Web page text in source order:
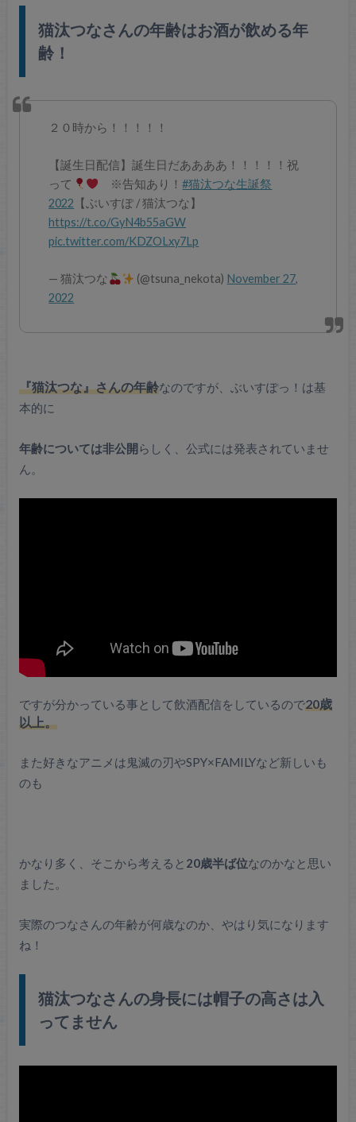
猫汰つなさんの年齢はお酒が飲める年
齢！
２０時から！！！！！
【誕生日配信】誕生日だああああ！！！！！祝
って
※告知あり！#猫汰つな生誕祭
2022 【ぶいすぽ / 猫汰つな】
https://t.co/GyN4b55aGW
pic.twitter.com/KDZOLxy7Lp
— 猫汰つな (@tsuna_nekota) November 27,
2022
『猫汰つな』さんの年齢なのですが、ぶいすぽっ！は基
本的に
年齢については非公開らしく、公式には発表されていませ
ん。
ですが分かっている事として飲酒配信をしているので20歳
以上。
また好きなアニメは鬼滅の刃やSPY×FAMILYなど新しいも
のも
かなり多く、そこから考えると 20歳半ば位なのかなと思い
ました。
実際のつなさんの年齢が何歳なのか、やはり気になります
ね！
猫汰つなさんの身長には帽子の高さは入
ってません